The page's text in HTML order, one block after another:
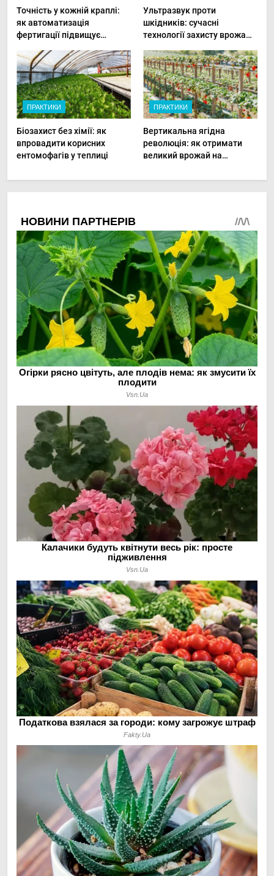
Точність у кожній краплі:
як автоматизація
фертигації підвищує
Ультразвук проти
шкідників: сучасні
технології захисту врожаю
ПРАКТИКИ
Біозахист без хімії: як
впровадити корисних
ентомофагів у теплиці
ПРАКТИКИ
Вертикальна ягідна
революція: як отримати
великий врожай на